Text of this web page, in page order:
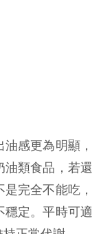
油感更為明顯，
油類食品，若還
完全不能吃，
穩定。平時可適